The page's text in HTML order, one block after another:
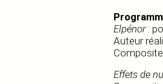
Elpénor:
Auteur
Effets de